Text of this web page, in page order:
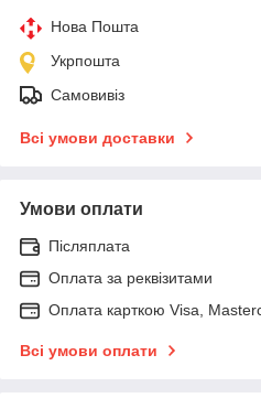
Нова Пошта
Укрпошта
Самовивіз
Всі умови доставки
Умови оплати
Післяплата
Оплата за реквізитами
Оплата карткою Visa,
Всі умови оплати